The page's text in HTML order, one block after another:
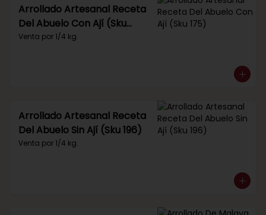
Arrollado Artesanal Receta
Del Abuelo Con Ají (Sku
175)
Venta por 1/4 kg.
Arrollado Artesanal Receta
Del Abuelo Sin Ají (Sku 196)
Venta por 1/4 kg.